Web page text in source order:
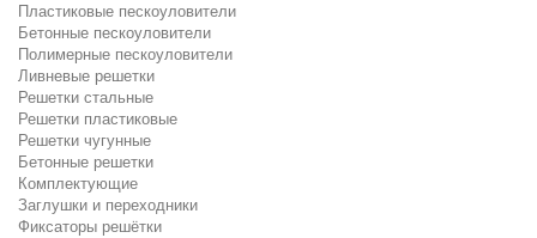
Пластиковые пескоуловители
Бетонные пескоуловители
Полимерные пескоуловители
Ливневые решетки
Решетки стальные
Решетки пластиковые
Решетки чугунные
Бетонные решетки
Комплектующие
Заглушки и переходники
Фиксаторы решётки